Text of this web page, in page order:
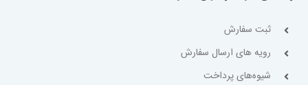
ثبت سفارش
رویه های ارسال سفارش
شیوه‌های پرداخت